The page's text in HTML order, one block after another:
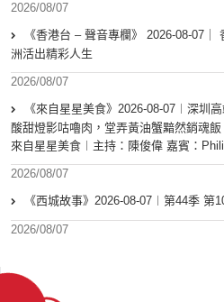
2026/08/07
《香港台 – 聲音專欄》 2026-08-07
洲活出精彩人生
2026/08/07
《來自星星美食》2026-08-07︱深圳
酸甜燈影咕嚕肉，堂弄黃油蟹黯然銷魂飯
來自星星美食︱主持：陳俊偉 嘉賓：
2026/08/07
《西城故事》2026-08-07︱第44季 第
2026/08/07